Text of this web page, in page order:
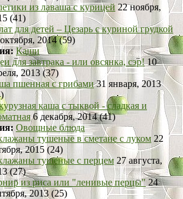
из лаваша с курицей22 ноября,
(41)
для детей – Цезарь с куриной грудкой
2014 (59)
Каши
для завтрака - или овсянка, сэр!10
2013 (37)
пшенная с грибами31 января, 2013
каша с тыквой - сладкая и
6 декабря, 2014 (41)
Овощные блюда
тушеные в сметане с луком 22
2015 (24)
тушеные с перцем 27 августа,
(27)
из риса или "ленивые перцы" 24
2013 (25)